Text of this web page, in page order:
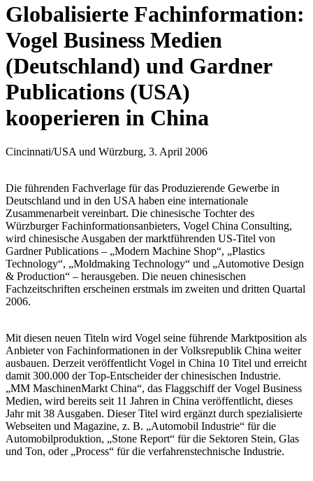
Globalisierte Fachinformation:
Vogel Business Medien
(Deutschland) und Gardner
Publications (USA)
kooperieren in China
Cincinnati/USA und Würzburg, 3. April 2006
Die führenden Fachverlage für das Produzierende Gewerbe in
Deutschland und in den USA haben eine internationale
Zusammenarbeit vereinbart. Die chinesische Tochter des
Würzburger Fachinformationsanbieters, Vogel China Consulting,
wird chinesische Ausgaben der marktführenden US-Titel von
Gardner Publications – „Modern Machine Shop“, „Plastics
Technology“, „Moldmaking Technology“ und „Automotive Design
& Production“ – herausgeben. Die neuen chinesischen
Fachzeitschriften erscheinen erstmals im zweiten und dritten Quartal
2006.
Mit diesen neuen Titeln wird Vogel seine führende Marktposition als
Anbieter von Fachinformationen in der Volksrepublik China weiter
ausbauen. Derzeit veröffentlicht Vogel in China 10 Titel und erreicht
damit 300.000 der Top-Entscheider der chinesischen Industrie.
„MM MaschinenMarkt China“, das Flaggschiff der Vogel Business
Medien, wird bereits seit 11 Jahren in China veröffentlicht, dieses
Jahr mit 38 Ausgaben. Dieser Titel wird ergänzt durch spezialisierte
Webseiten und Magazine, z. B. „Automobil Industrie“ für die
Automobilproduktion, „Stone Report“ für die Sektoren Stein, Glas
und Ton, oder „Process“ für die verfahrenstechnische Industrie.